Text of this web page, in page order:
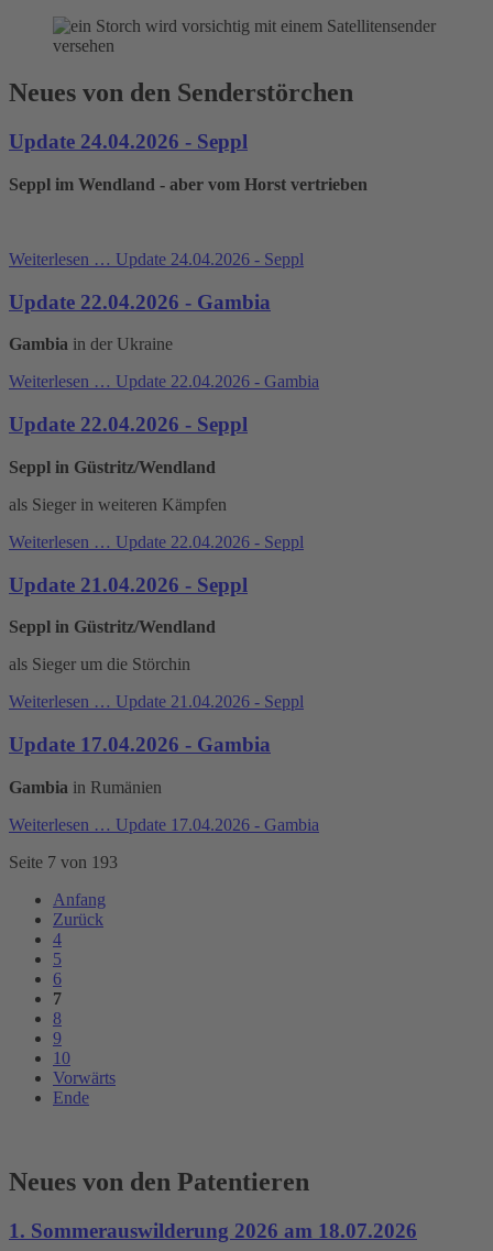
Neues von den Senderstörchen
Update 24.04.2026 - Seppl
Seppl im Wendland - aber vom Horst vertrieben
Weiterlesen … Update 24.04.2026 - Seppl
Update 22.04.2026 - Gambia
Gambia in der Ukraine
Weiterlesen … Update 22.04.2026 - Gambia
Update 22.04.2026 - Seppl
Seppl in Güstritz/Wendland
als Sieger in weiteren Kämpfen
Weiterlesen … Update 22.04.2026 - Seppl
Update 21.04.2026 - Seppl
Seppl in Güstritz/Wendland
als Sieger um die Störchin
Weiterlesen … Update 21.04.2026 - Seppl
Update 17.04.2026 - Gambia
Gambia in Rumänien
Weiterlesen … Update 17.04.2026 - Gambia
Seite 7 von 193
Anfang
Zurück
4
5
6
7
8
9
10
Vorwärts
Ende
Neues von den Patentieren
1. Sommerauswilderung 2026 am 18.07.2026